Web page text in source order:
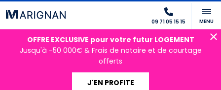
09 71 05 15 15 MENU
OFFRE EXCLUSIVE pour votre futur LOGEMENT
Jusqu'à -50 000€ & Frais de notaire et de courtage
offerts
J'EN PROFITE